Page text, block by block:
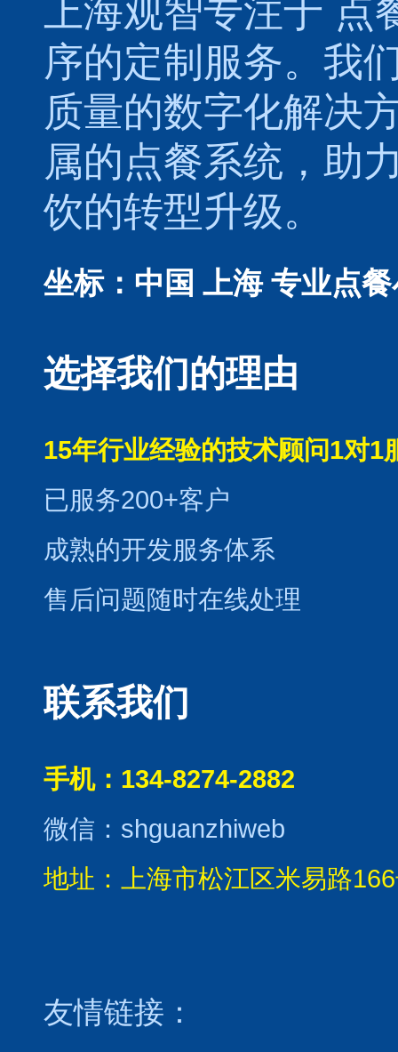
上海观智专注于 点
序的定制服务。我
质量的数字化解决
属的点餐系统 ，助
饮的转型升级。
坐标：中国 上海 专业点
选择我们的理由
15年行业经验的技术顾问1对1
已服务200+客户
成熟的开发服务体系
售后问题随时在线处理
联系我们
手机：134-8274-2882
微信：shguanzhiweb
地址：上海市松江区米易路
友情链接：